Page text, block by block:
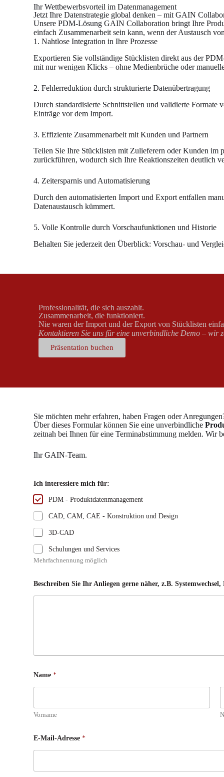
Ihr Wettbewerbsvorteil im Datenmanagement
Jetzt Ihre Datenstrategie global denken – mit GAIN
Unsere PDM-Lösung GAIN Collaboration bringt Ihre
einfach Zusammenarbeit sein kann, wenn der Austausch
1. Nahtlose Integration in Ihre Prozesse
Exportieren Sie vollständige Stücklisten direkt aus der
mit nur wenigen Klicks – ohne Medienbrüche oder
2. Fehlerreduktion durch strukturierte Datenübertragung
Durch standardisierte Schnittstellen und validierte
Einträge vor dem Import.
3. Effiziente Zusammenarbeit mit Kunden und Partnern
Teilen Sie Ihre Stücklisten mit Zulieferern oder Kunden im
zurückführen, wodurch sich Ihre Reaktionszeiten deutlich
4. Zeitersparnis und Automatisierung
Durch den automatisierten Import und Export entfallen
Datenaustausch kümmert.
5. Volle Kontrolle durch Vorschaufunktionen und Historie
Behalten Sie jederzeit den Überblick: Vorschau- und
Professionalität, die sich auszahlt.
Zusammenarbeit, die funktioniert.
Nie waren der Import und der Export von Stücklisten
Kontaktieren Sie uns für eine unverbindliche Demo – wir
Präsentation buchen
Sie möchten mehr erfahren, haben Fragen oder
Über dieses Formular können Sie eine unverbindliche
zeitnah bei Ihnen für eine Terminabstimmung melden. Wir
Ihr GAIN-Team.
Ich interessiere mich für:
PDM - Produktdatenmanagement
CAD, CAM, CAE - Konstruktion und Design
3D-CAD
Schulungen und Services
Mehrfachnennung möglich
Beschreiben Sie Ihr Anliegen gerne näher, z.B.
Name*
Vorname
ü
c
E-Mail-Adresse*